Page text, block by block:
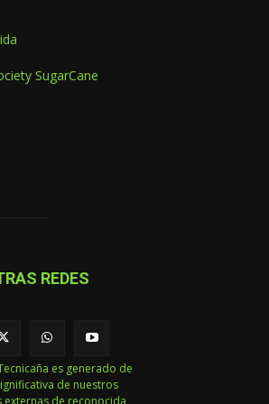
SugarCane
REDES
es generado de
de nuestros
de reconocida